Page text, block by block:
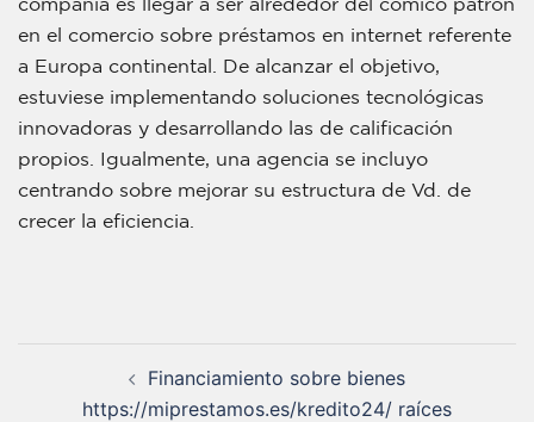
en el comercio sobre préstamos en internet referente
a Europa continental. De alcanzar el objetivo,
estuviese implementando soluciones tecnológicas
innovadoras y desarrollando las de calificación
propios. Igualmente, una agencia se incluyo
centrando sobre mejorar su estructura de Vd. de
crecer la eficiencia.
Financiamiento sobre bienes
https://miprestamos.es/kredito24/ raíces